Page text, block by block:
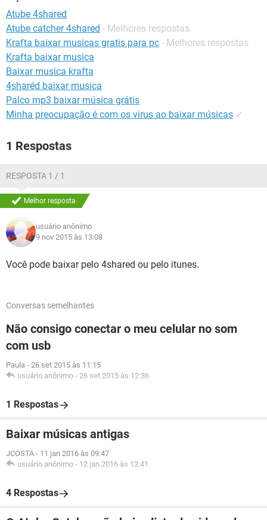
GUIA DE COMPRAS
Atube 4shared
Atube catcher 4shared - Melhores respostas
Krafta baixar musicas gratis para pc - Melhores respostas
Krafta baixar musica
Baixar musica krafta
4sharéd baixar musica
Palco mp3 baixar música grátis
Minha preocupação é com os virus ao baixar músicas ✓
1 Respostas
RESPOSTA 1 / 1
Melhor resposta
usuário anônimo
9 nov 2015 às 13:08
Você pode baixar pelo 4shared ou pelo itunes.
Conversas semelhantes
Não consigo conectar o meu celular no som
com usb
Paula - 26 set 2015 às 11:15
usuário anônimo - 26 set 2015 às 12:36
1 Respostas
Baixar músicas antigas
JCOSTA - 11 jan 2016 às 09:47
usuário anônimo - 12 jan 2016 às 13:41
4 Respostas